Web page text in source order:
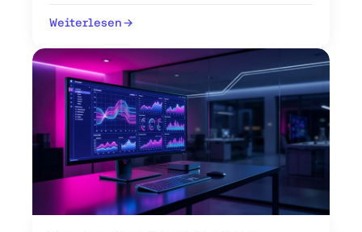
Pipeline aufbauen.
Weiterlesen